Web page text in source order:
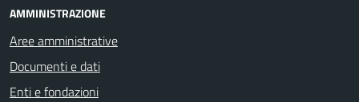
AMMINISTRAZIONE
Aree amministrative
Documenti e dati
Enti e fondazioni